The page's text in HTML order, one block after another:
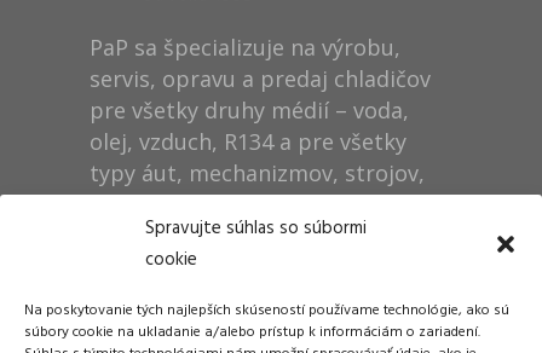
Spravujte súhlas so súbormi
cookie
Na poskytovanie tých najlepších skúseností používame technológie, ako sú
súbory cookie na ukladanie a/alebo prístup k informáciám o zariadení.
PaP sa špecializuje na výrobu,
servis, opravu a predaj chladičov
pre všetky druhy médií – voda,
olej, vzduch, R134 a pre všetky
typy áut, mechanizmov, strojov,
technológií, rušňov…
Dušan Pytel P a P